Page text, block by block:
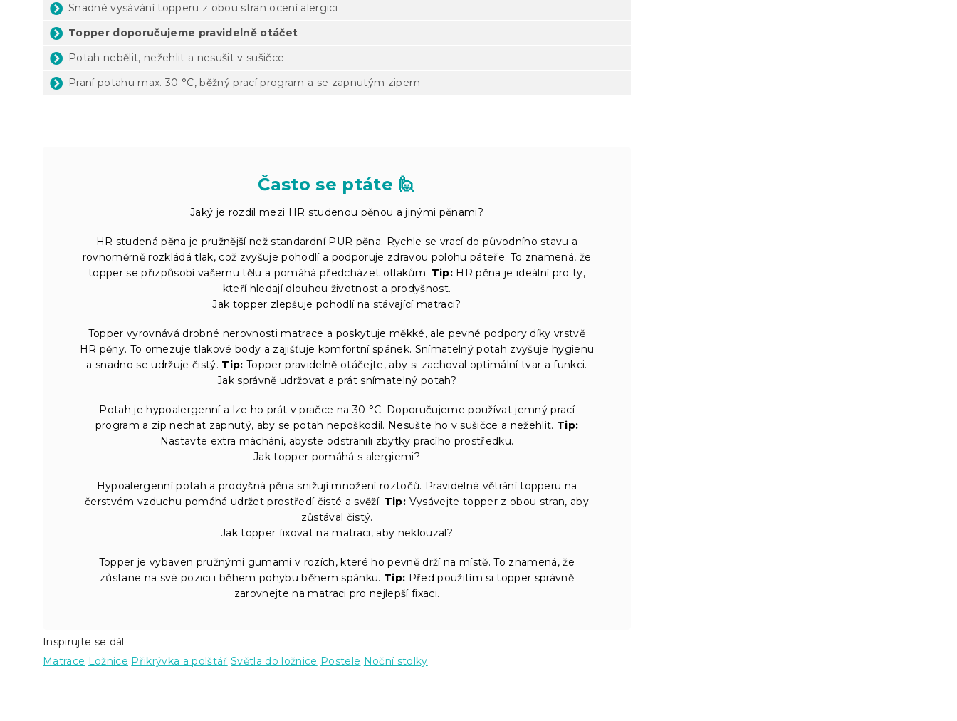
Snadné vysávání topperu z obou stran ocení alergici
Topper doporučujeme pravidelně otáčet
Potah nebělit, nežehlit a nesušit v sušičce
Praní potahu max. 30 °C, běžný prací program a se zapnutým zipem
Často se ptáte 🙋
Jaký je rozdíl mezi HR studenou pěnou a jinými pěnami?
HR studená pěna je pružnější než standardní PUR pěna. Rychle se vrací do původního stavu a
rovnoměrně rozkládá tlak, což zvyšuje pohodlí a podporuje zdravou polohu páteře. To znamená, že
topper se přizpůsobí vašemu tělu a pomáhá předcházet otlakům. Tip: HR pěna je ideální pro ty,
kteří hledají dlouhou životnost a prodyšnost.
Jak topper zlepšuje pohodlí na stávající matraci?
Topper vyrovnává drobné nerovnosti matrace a poskytuje měkké, ale pevné podpory díky vrstvě
HR pěny. To omezuje tlakové body a zajišťuje komfortní spánek. Snímatelný potah zvyšuje hygienu
a snadno se udržuje čistý. Tip: Topper pravidelně otáčejte, aby si zachoval optimální tvar a funkci.
Jak správně udržovat a prát snímatelný potah?
Potah je hypoalergenní a lze ho prát v pračce na 30 °C. Doporučujeme používat jemný prací
program a zip nechat zapnutý, aby se potah nepoškodil. Nesušte ho v sušičce a nežehlit. Tip:
Nastavte extra máchání, abyste odstranili zbytky pracího prostředku.
Jak topper pomáhá s alergiemi?
Hypoalergenní potah a prodyšná pěna snižují množení roztočů. Pravidelné větrání topperu na
čerstvém vzduchu pomáhá udržet prostředí čisté a svěží. Tip: Vysávejte topper z obou stran, aby
zůstával čistý.
Jak topper fixovat na matraci, aby neklouzal?
Topper je vybaven pružnými gumami v rozích, které ho pevně drží na místě. To znamená, že
zůstane na své pozici i během pohybu během spánku. Tip: Před použitím si topper správně
zarovnejte na matraci pro nejlepší fixaci.
Inspirujte se dál
Matrace Ložnice Přikrývka a polštář Světla do ložnice Postele Noční stolky